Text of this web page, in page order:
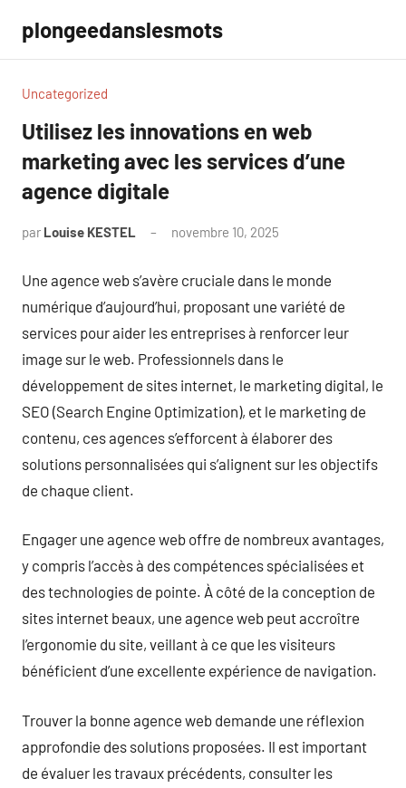
contenu
plongeedanslesmots
Uncategorized
Utilisez les innovations en web
marketing avec les services d’une
agence digitale
par Louise KESTEL novembre 10, 2025
Une agence web s’avère cruciale dans le monde
numérique d’aujourd’hui, proposant une variété de
services pour aider les entreprises à renforcer leur
image sur le web. Professionnels dans le
développement de sites internet, le marketing digital, le
SEO (Search Engine Optimization), et le marketing de
contenu, ces agences s’efforcent à élaborer des
solutions personnalisées qui s’alignent sur les objectifs
de chaque client.
Engager une agence web offre de nombreux avantages,
y compris l’accès à des compétences spécialisées et
des technologies de pointe. À côté de la conception de
sites internet beaux, une agence web peut accroître
l’ergonomie du site, veillant à ce que les visiteurs
bénéficient d’une excellente expérience de navigation.
Trouver la bonne agence web demande une réflexion
approfondie des solutions proposées. Il est important
de évaluer les travaux précédents, consulter les